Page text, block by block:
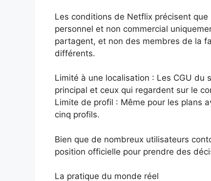
Les conditions de Netflix précisent
personnel et non commercial
partagent, et non des membres de la
différents.
Limité à une localisation : Les CGU du
principal et ceux qui regardent sur le
Limite de profil : Même pour les plans
cinq profils.
Bien que de nombreux utilisateurs
position officielle pour prendre des
La pratique du monde réel